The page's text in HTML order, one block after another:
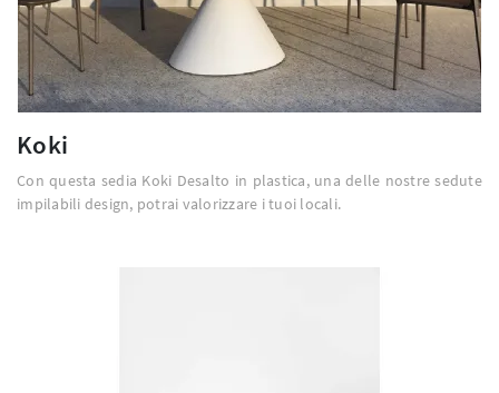
Koki
Con questa sedia Koki Desalto in plastica, una delle nostre sedute
impilabili design, potrai valorizzare i tuoi locali.